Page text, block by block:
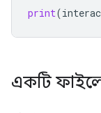
print(
একটি